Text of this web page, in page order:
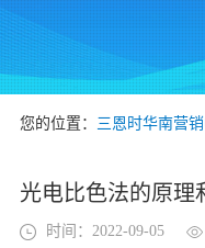
您的位置： 三恩时华南营
光电比色法的原理
时间：2022-09-05